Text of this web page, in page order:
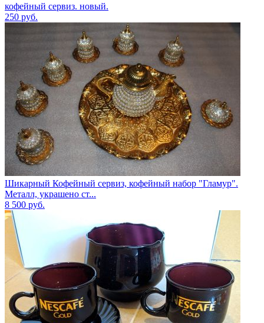
кофейный сервиз. новый.
250 руб.
Шикарный Кофейный сервиз, кофейный набор "Гламур".
Металл, украшено ст...
8 500 руб.